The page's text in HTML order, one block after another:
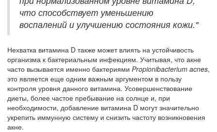
что способствует уменьшению
воспалений и улучшению состояния кожи."
Нехватка витамина D также может влиять на устойчивость
организма к бактериальным инфекциям. Учитывая, что акне
часто вызывается именно бактериями Propionibacterium acnes,
это является еще одним важным аргументом в пользу
контроля уровня данного витамина. Усовершенствование
диеты, более частое пребывание на солнце и, при
необходимости, добавление витамина D могут значительно
укрепить иммунную систему и снизить частоту возникновения
акне.